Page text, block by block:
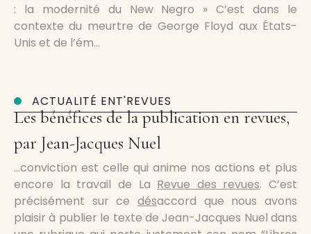
: la modernité du New Negro » C’est dans le
contexte du meurtre de George Floyd aux États-
Unis et de l’ém…
ACTUALITÉ ENT'REVUES
Les bénéfices de la publication en revues,
par Jean-Jacques Nuel
…conviction est celle qui anime nos actions et plus
encore la travail de La Revue des revues. C’est
précisément sur ce désaccord que nous avons
plaisir à publier le texte de Jean-Jacques Nuel dans